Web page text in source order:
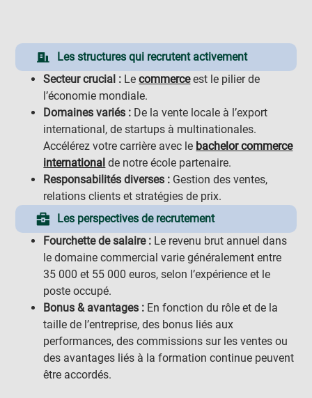
Les structures qui recrutent activement
Secteur crucial : Lecommerceest le pilier de
l’économie mondiale.
Domaines variés : De la vente locale à l’export
international, de startups à multinationales.
Accélérez votre carrière avec le bachelor commerce
international de notre école partenaire.
Responsabilités diverses : Gestion des ventes,
relations clients et stratégies de prix.
Les perspectives de recrutement
Fourchette de salaire : Le revenu brut annuel dans
le domaine commercial varie généralement entre
35 000 et 55 000 euros, selon l’expérience et le
poste occupé.
Bonus & avantages : En fonction du rôle et de la
taille de l’entreprise, des bonus liés aux
performances, des commissions sur les ventes ou
des avantages liés à la formation continue peuvent
être accordés.